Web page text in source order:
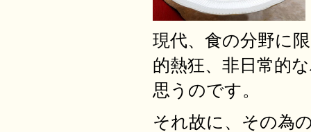
現代、食の分野に
的熱狂、非日常的
思うのです。
それ故に、その為